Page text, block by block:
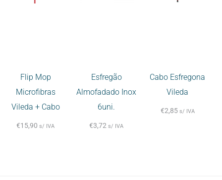
Flip Mop
Microfibras
Vileda + Cabo
€15,90 s/ IVA
Esfregão
Almofadado Inox
6uni.
€3,72 s/ IVA
Cabo Esfregona
Vileda
€2,85 s/ IVA